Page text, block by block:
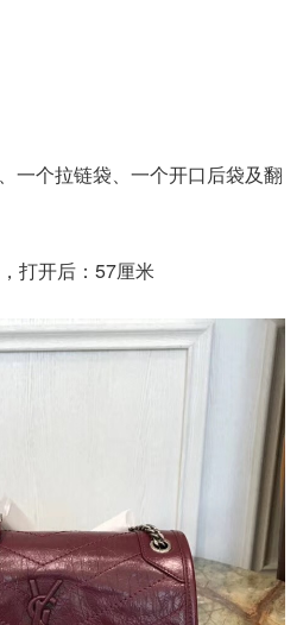
一个拉链袋、一个开口后袋及翻
打开后：57厘米